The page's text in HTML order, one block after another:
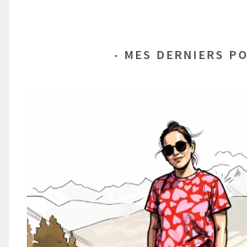
MES DERNIERS